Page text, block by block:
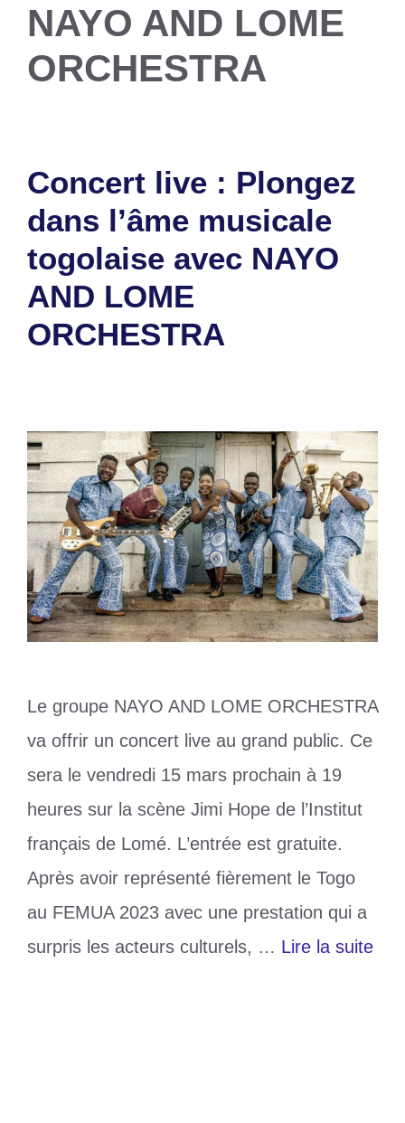
NAYO AND LOME
ORCHESTRA
Concert live : Plongez
dans l’âme musicale
togolaise avec NAYO
AND LOME
ORCHESTRA
Le groupe NAYO AND LOME ORCHESTRA
va offrir un concert live au grand public. Ce
sera le vendredi 15 mars prochain à 19
heures sur la scène Jimi Hope de l’Institut
français de Lomé. L’entrée est gratuite.
Après avoir représenté fièrement le Togo
au FEMUA 2023 avec une prestation qui a
surpris les acteurs culturels, … Lire la suite